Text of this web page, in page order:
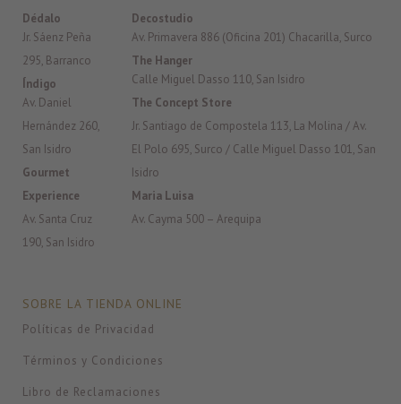
Dédalo
Jr. Sáenz Peña
295, Barranco
Índigo
Av. Daniel
Hernández 260,
San Isidro
Gourmet
Experience
Av. Santa Cruz
190, San Isidro
Decostudio
Av. Primavera 886 (Oficina 201) Chacarilla, Surco
The Hanger
Calle Miguel Dasso 110, San Isidro
The Concept Store
Jr. Santiago de Compostela 113, La Molina / Av.
El Polo 695, Surco / Calle Miguel Dasso 101, San
Isidro
Maria Luisa
Av. Cayma 500 – Arequipa
SOBRE LA TIENDA ONLINE
Políticas de Privacidad
Términos y Condiciones
Libro de Reclamaciones